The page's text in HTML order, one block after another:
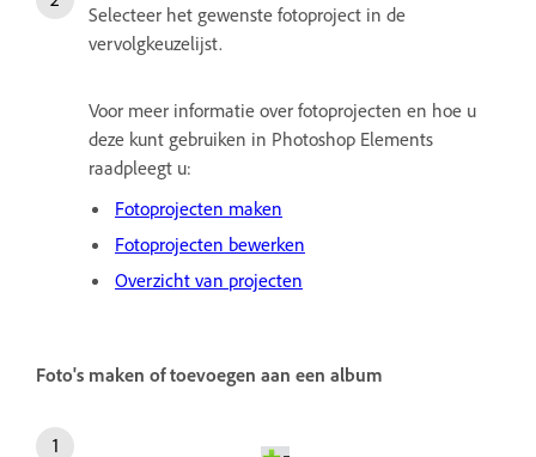
Selecteer het gewenste fotoproject in de
vervolgkeuzelijst.
Voor meer informatie over fotoprojecten en hoe u
deze kunt gebruiken in Photoshop Elements
raadpleegt u:
Fotoprojecten maken
Fotoprojecten bewerken
Overzicht van projecten
Foto's maken of toevoegen aan een album